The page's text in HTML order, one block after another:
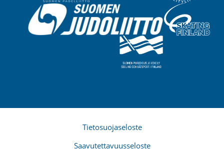
Tietosuojaseloste
Saavutettavuusseloste